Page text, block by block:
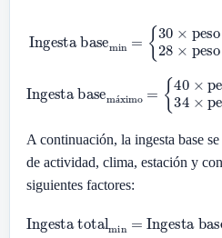
Ingesta basemin
28×peso si
á
máximo
peso si
A continuación, la ingesta base
de actividad, clima, estación y
siguientes factores:
Ingesta total min=Ingesta
Factor de actividad min×Factor
Factor estacionalmin×